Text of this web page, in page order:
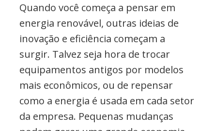
Quando você começa a pensar em
energia renovável, outras ideias de
inovação e eficiência começam a
surgir. Talvez seja hora de trocar
equipamentos antigos por modelos
mais econômicos, ou de repensar
como a energia é usada em cada setor
da empresa. Pequenas mudanças